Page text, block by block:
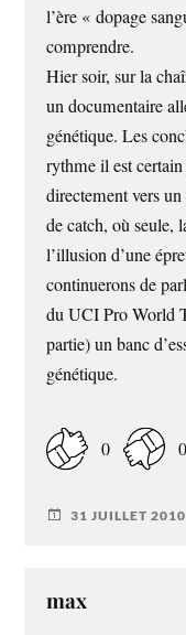
l’ère « dopage
comprendre.
Hier soir, sur la
un documentaire
génétique. Les
rythme il est
directement vers
de catch, où seule,
l’illusion d’une
continuerons de
du UCI Pro World
partie) un banc
génétique.
0 0
31 JUILLET 2010
max